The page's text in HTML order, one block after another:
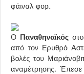
φάιναλ φορ.
Ο Παναθηναϊκός
από τον Ερυθρό
βολές του
αναμέτρησης.